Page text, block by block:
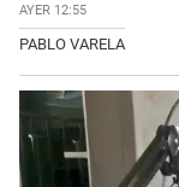
AYER 12:55
PABLO VARELA